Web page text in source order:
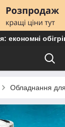
економні
Обладнання